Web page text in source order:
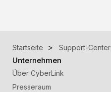
Startseite Support-Center
Unternehmen
Über CyberLink
Presseraum